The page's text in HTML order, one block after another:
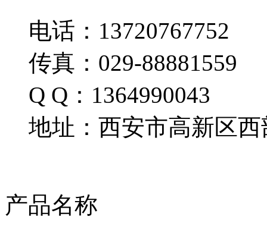
电话：13720767752
传真：029-88881559
Q Q：1364990043
地址：西安市高新区西
产品名称